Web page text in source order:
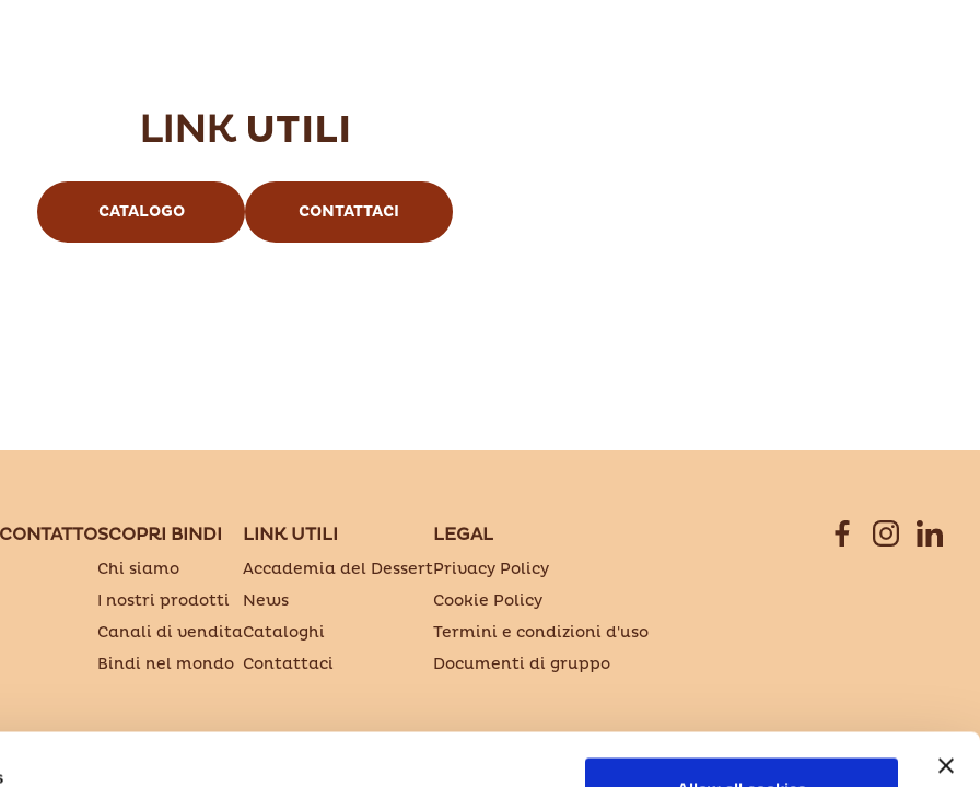
LINK UTILI
CATALOGO CONTATTACI
SCOPRI BINDI
Chi siamo
I nostri prodotti
Canali di vendita
Bindi nel mondo
LINK UTILI
Accademia del Dessert
News
Cataloghi
Contattaci
LEGAL
Privacy Policy
Cookie Policy
Termini e condizioni d'uso
Documenti di gruppo
Società Benefit